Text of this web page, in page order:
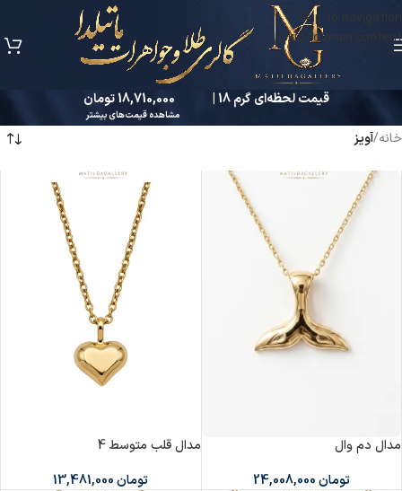
Skip to navigation
Skip to main content
قیمت لحظه‌ای گرم 18 | 18,710,000 تومان
مشاهده قیمت‌های بیشتر
خانه/آویز
مدال دم وال
تومان
مدال قلب متوسط 4
تومان13,481,000